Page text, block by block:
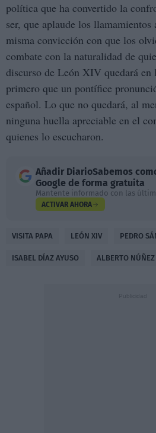
política que ha convertido la
ser, que aplaude los
misma convicción con que los
combate con la naturalidad de
discurso de León XIV quedará en
primero que un pontífice
español. Lo que no quedará, al
ninguna huella apreciable en el
quienes lo escucharon.
Añadir DiarioSabemos
Google de forma gratuita
Mantente informado con las
ACTIVAR AHORA
VISITA PAPA LEÓN XIV PEDRO
ISABEL DÍAZ AYUSO ALBERTO NÚÑEZ